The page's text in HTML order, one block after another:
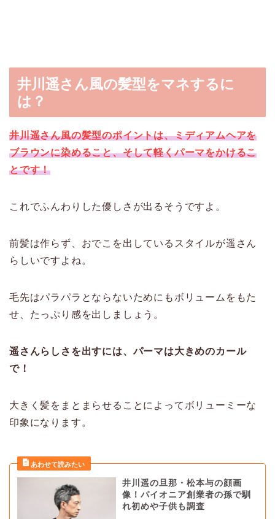
井川遥さん風の髪型をマネするに
は？
井川遥さん風の髪型のポイントは、ミディアムヘアを
ブラウンに染めること、そして軽くパーマをかけるこ
とです！
これでふんわりした優しさが出るそうですよ。
前髪は作らず、おでこを出しているスタイルが遥さん
らしいですよね。
毛先はパラパラとならないためにもボリュームをもた
せ、たっぷり感を出しましょう。
遥さんらしさを出すには、パーマは大きめのカール
で！
大きく髪をまとまらせることによってボリューミーな
印象になります。
井川遥の旦那・松本与の顔画
像！パイオニア創業者の孫で馴
れ初めや子供も調査